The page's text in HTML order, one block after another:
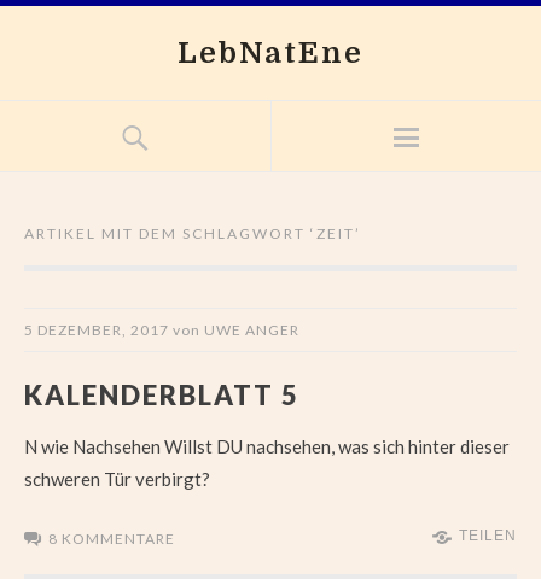
LebNatEne
ARTIKEL MIT DEM SCHLAGWORT ‘ ZEIT ’
5 DEZEMBER, 2017 von UWE ANGER
KALENDERBLATT 5
N wie Nachsehen Willst DU nachsehen, was sich hinter dieser
schweren Tür verbirgt?
8 KOMMENTARE TEILEN